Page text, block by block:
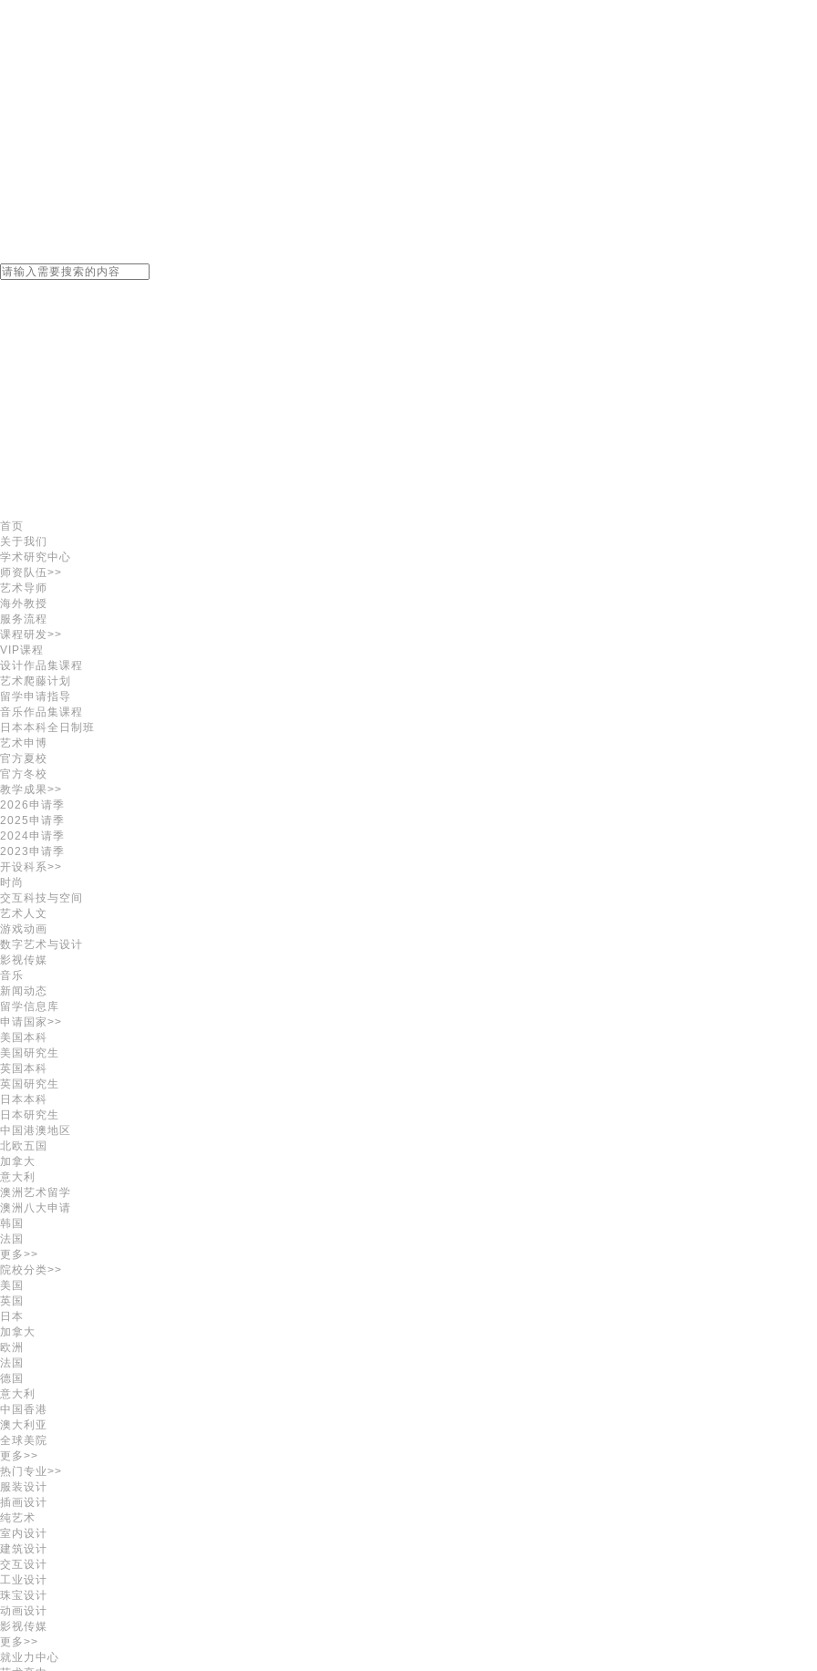
首页
关于我们
学术研究中心
师资队伍>>
艺术导师
海外教授
服务流程
课程研发>>
VIP课程
设计作品集课程
艺术爬藤计划
留学申请指导
音乐作品集课程
日本本科全日制班
艺术申博
官方夏校
官方冬校
教学成果>>
2026申请季
2025申请季
2024申请季
2023申请季
开设科系>>
时尚
交互科技与空间
艺术人文
游戏动画
数字艺术与设计
影视传媒
音乐
新闻动态
留学信息库
申请国家>>
美国本科
美国研究生
英国本科
英国研究生
日本本科
日本研究生
中国港澳地区
北欧五国
加拿大
意大利
澳洲艺术留学
澳洲八大申请
韩国
法国
更多>>
院校分类>>
美国
英国
日本
加拿大
欧洲
法国
德国
意大利
中国香港
澳大利亚
全球美院
更多>>
热门专业>>
服装设计
插画设计
纯艺术
室内设计
建筑设计
交互设计
工业设计
珠宝设计
动画设计
影视传媒
更多>>
就业力中心